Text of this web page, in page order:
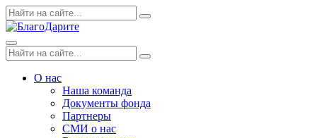
Skip
to
Поиск
по:
Search
Menu
Поиск
по:
Search
О нас
Наша команда
Документы фонда
Партнеры
СМИ о нас